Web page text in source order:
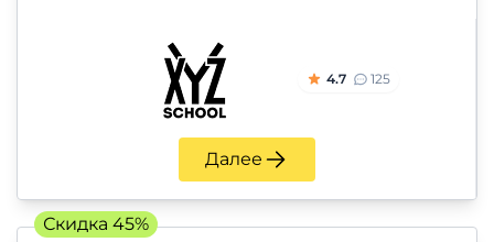
4.7 125
Далее
Скидка 45%